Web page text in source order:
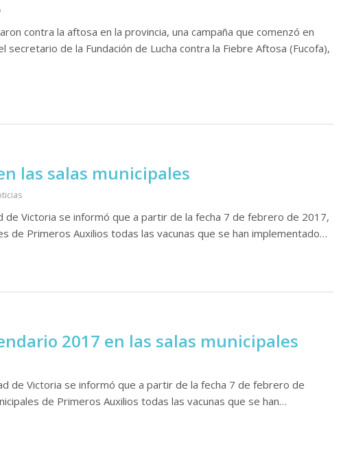
contra la aftosa en la provincia, una campaña que comenzó en
secretario de la Fundación de Lucha contra la Fiebre Aftosa (Fucofa),
las salas municipales
de Victoria se informó que a partir de la fecha 7 de febrero de 2017,
de Primeros Auxilios todas las vacunas que se han implementado…
2017 en las salas municipales
de Victoria se informó que a partir de la fecha 7 de febrero de
de Primeros Auxilios todas las vacunas que se han…